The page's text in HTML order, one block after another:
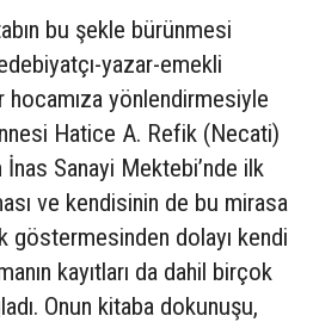
bu şekle bürünmesi
yazar-emekli
yönlendirmesiyle
Hatice A. Refik (Necati)
İnas Sanayi Mektebi’nde ilk
ve kendisinin de bu mirasa
dolayı kendi
kayıtları da dahil birçok
Onun kitaba dokunuşu,